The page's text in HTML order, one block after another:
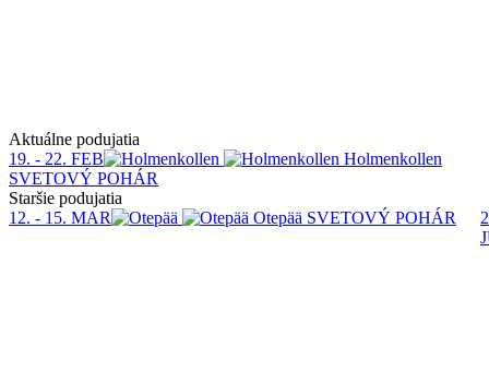
Aktuálne podujatia
19. - 22. FEB
Holmenkollen
SVETOVÝ POHÁR
Staršie podujatia
12. - 15. MAR
Otepää SVETOVÝ POHÁR